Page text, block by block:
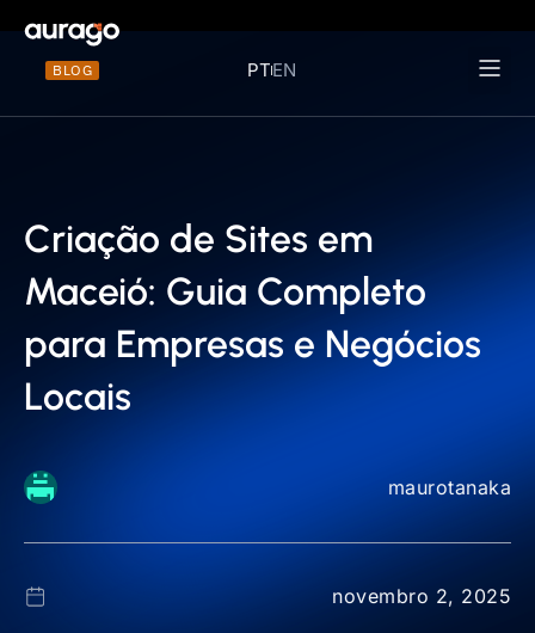
BLOG PTEN
Criação de Sites em
Maceió: Guia Completo
para Empresas e Negócios
Locais
maurotanaka
novembro 2, 2025